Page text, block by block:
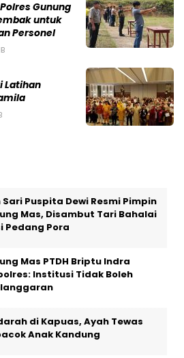
Gunung
untuk
Personel
Latihan
Sari Puspita Dewi Resmi Pimpin
Mas, Disambut Tari Bahalai
Pedang Pora
Mas PTDH Briptu Indra
Institusi Tidak Boleh
di Kapuas, Ayah Tewas
Anak Kandung